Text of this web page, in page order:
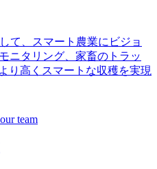
て、スマート農業にビジョ
ニタリング、家畜のトラッ
り高くスマートな収穫を実現